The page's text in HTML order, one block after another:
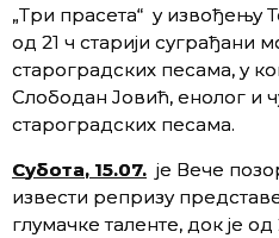
„Три прасета“ у извођењу
од 21 ч старији суграђани
староградских песама, у
Слободан Јовић, енолог и
староградских песама.
Субота, 15.07. је Вече
извести репризу
глумачке таленте, док је